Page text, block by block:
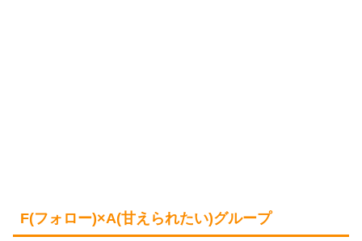
F(フォロー)×A(甘えられたい)グループ